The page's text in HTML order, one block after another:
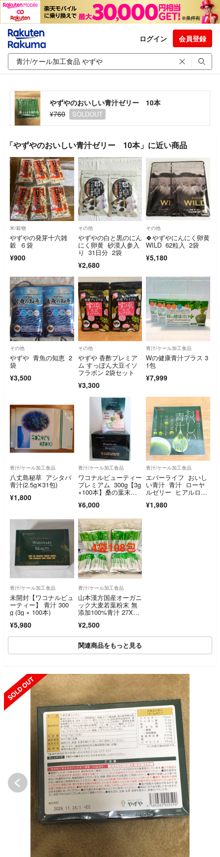
ログイン 会員登録
やずやのおいしい青汁ゼリー 10本
¥760
SOLDOUT
「やずやのおいしい青汁ゼリー 10本」に近い商品
米/穀物
やずやの発芽十六雑
穀 ６袋
¥900
その他
やずやの白と黒のにん
にく卵黄 砂漠人参入
り 31日分 2袋
¥2,680
その他
🍀やずやにんにく卵黄
WILD 62粒入 2袋
¥5,180
その他
やずや 青魚の知恵 2
袋
¥3,500
その他
やずや 香酢プレミア
ム すっぽん大豆イソ
フラボン 2袋セット
¥3,300
青汁/ケール加工食品
Wの健康青汁プラス 3
1包
¥7,999
青汁/ケール加工食品
八丈島秘草 アシタバ
青汁(2.5g✕31包)
¥1,800
青汁/ケール加工食品
ワコナルビューティー
プレミアム 300g【3g
×100本】桑の葉末加
¥6,000
青汁/ケール加工食品
エバーライフ おいし
い青汁 青汁 ローヤ
ルゼリー ヒアルロン
¥1,980
青汁/ケール加工食品
未開封【ワコナルビュ
ーティー】 青汁 300
g (3g × 100本)
¥5,980
青汁/ケール加工食品
山本漢方国産オーガニ
ック大麦若葉粉末 無
添加100%青汁 27X4
¥2,500
関連商品をもっと見る
SOLD OUT